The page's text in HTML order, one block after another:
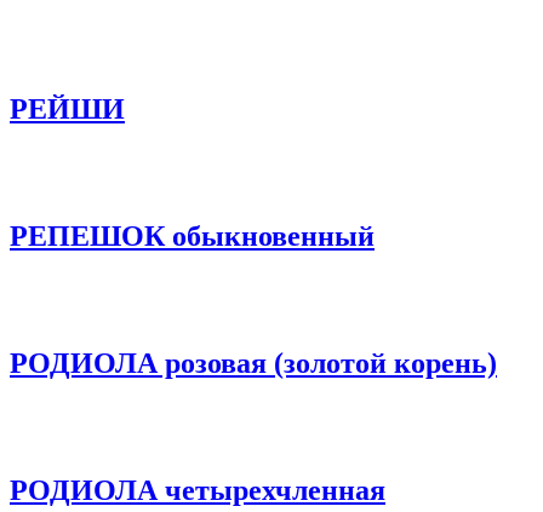
РЕЙШИ
РЕПЕШОК обыкновенный
РОДИОЛА розовая (золотой корень)
РОДИОЛА четырехчленная